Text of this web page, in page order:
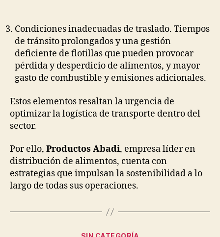
Condiciones inadecuadas de traslado. Tiempos
de tránsito prolongados y una gestión
deficiente de flotillas que pueden provocar
pérdida y desperdicio de alimentos, y mayor
gasto de combustible y emisiones adicionales.
Estos elementos resaltan la urgencia de
optimizar la logística de transporte dentro del
sector.
Por ello, Productos Abadi, empresa líder en
distribución de alimentos, cuenta con
estrategias que impulsan la sostenibilidad a lo
largo de todas sus operaciones.
Categorías